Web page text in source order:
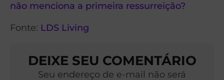
não menciona a primeira ressurreição?
Fonte: LDS Living
DEIXE SEU COMENTÁRIO
Seu endereço de e-mail não será